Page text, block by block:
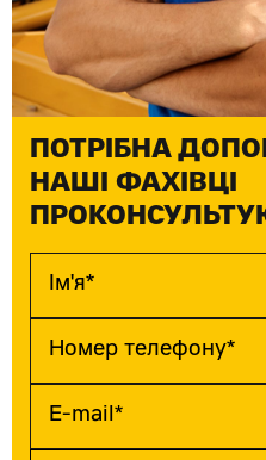
ПОТРІБНА
НАШІ ФАХІВЦІ